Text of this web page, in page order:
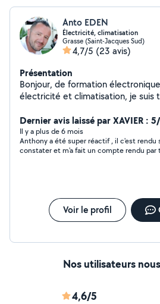
Anto EDEN
Électricité, climatisation
Grasse (Saint-Jacques Sud)
4,7/5 (23 avis)
Présentation
Bonjour, de formation
électricité et climatisation, je suis
Dernier avis laissé par XAVIER :
Il y a plus de 6 mois
Anthony a été super réactif , il c'est rendu
constater et m'a fait un compte rendu par
Voir le profil
Nos utilisateurs
4,6/5